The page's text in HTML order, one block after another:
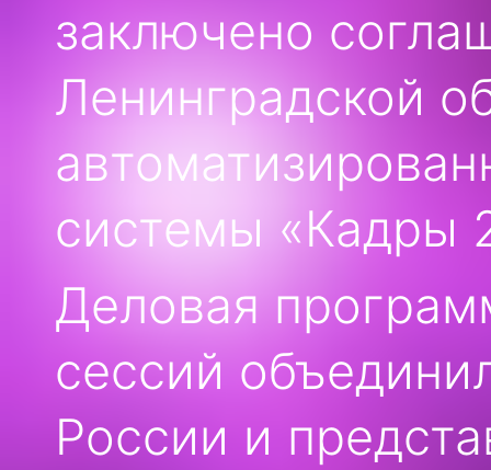
заключено
Ленинградской
системы «Кадры
Деловая
сессий
России и